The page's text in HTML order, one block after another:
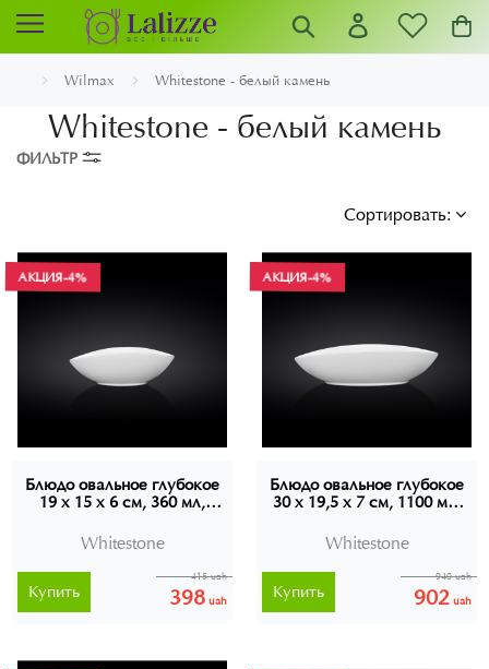
Wilmax Whitestone - белый камень
Whitestone - белый камень
ФИЛЬТР
Сортировать:
АКЦИЯ-4%
Блюдо овальное глубокое
19 x 15 x 6 см, 360 мл,
661519
Whitestone
398 uah
415 uah
Купить
АКЦИЯ-4%
Блюдо овальное глубокое
30 x 19,5 x 7 см, 1100 мл,
661521
Whitestone
902 uah
940 uah
Купить